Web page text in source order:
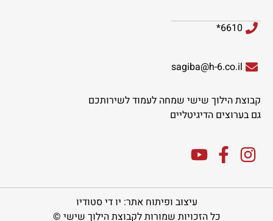
6610*
sagiba@h-6.co.il
קבוצת הילוך שישי שמחה לעמוד לשירותכם
גם בערוצים הדיגיטליים
עיצוב ופיתוח אתר: יו די סטודיו
כל הזכויות שמורות לקבוצת הילוך שישי ©